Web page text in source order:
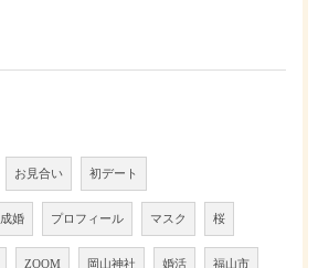
お見合い 初デート
成婚 プロフィール マスク 桜
ZOOM 岡山神社 婚活 福山市